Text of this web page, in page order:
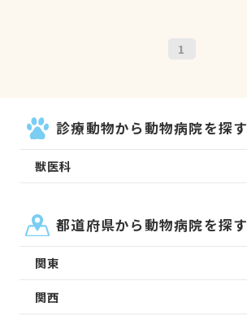
1
診療動物から動物病院を探す
獣医科
都道府県から動物病院を探す
関東
関西